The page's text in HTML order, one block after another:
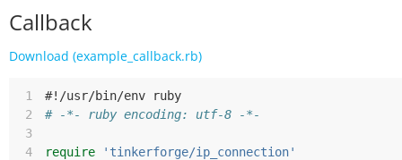
Callback
Download (example_callback.rb)
1
#!/usr/bin/env ruby
2
# -*- ruby encoding: utf-8 -*-
3
4
require
'tinkerforge/ip_connection'